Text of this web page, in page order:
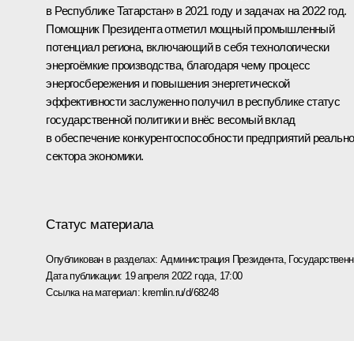
в Республике Татарстан» в 2021 году и задачах на 2022 год.
Помощник Президента отметил мощный промышленный
потенциал региона, включающий в себя технологически
энергоёмкие производства, благодаря чему процесс
энергосбережения и повышения энергетической
эффективности заслуженно получил в республике статус
государственной политики и внёс весомый вклад
в обеспечение конкурентоспособности предприятий
сектора экономики.
Статус материала
Опубликован в разделах: Администрация Президента,
Дата публикации: 19 апреля 2022 года, 17:00
Ссылка на материал: kremlin.ru/d/68248